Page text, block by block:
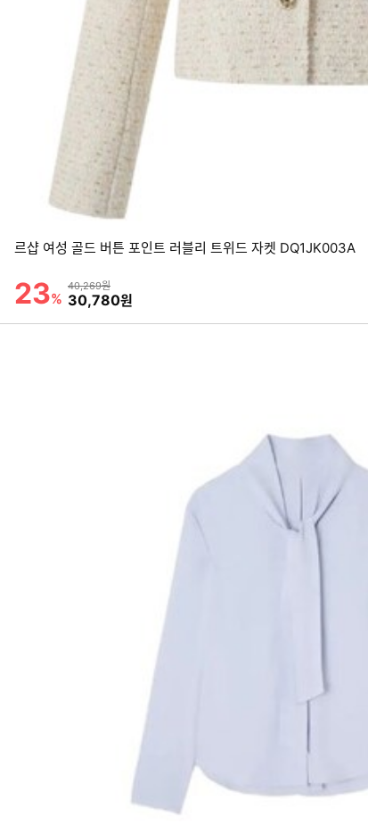
르샵 여성 골드 버튼 포인트 러블리 트위드 자켓 DQ1JK003A
할인률
23%
상품금액
40,269원
할인금액
30,780원